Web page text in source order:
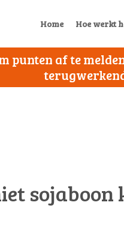
Home Hoe werkt
punten af te
sojaboon